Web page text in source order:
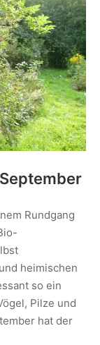
Rundgang
heimischen
so ein
Pilze und
hat der